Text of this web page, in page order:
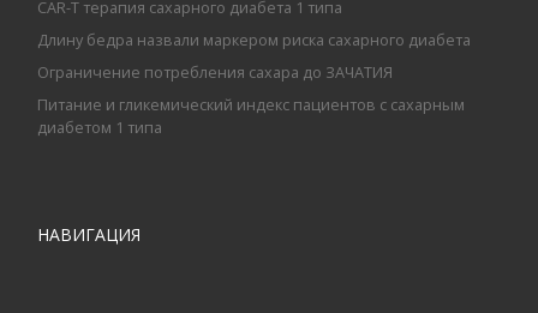
CAR-T терапия сахарного диабета 1 типа
Длину бедра назвали маркером риска сахарного диабета
Ограничение потребления сахара до ЗАЧАТИЯ
Питание и гликемический индекс пациентов с сахарным
диабетом 1 типа
НАВИГАЦИЯ